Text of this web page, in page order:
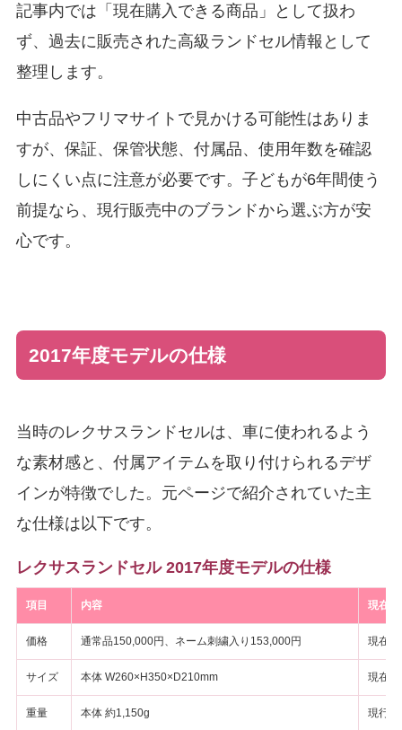
記事内では「現在購入できる商品」として扱わ
ず、過去に販売された高級ランドセル情報として
整理します。
中古品やフリマサイトで見かける可能性はありま
すが、保証、保管状態、付属品、使用年数を確認
しにくい点に注意が必要です。子どもが6年間使う
前提なら、現行販売中のブランドから選ぶ方が安
心です。
2017年度モデルの仕様
当時のレクサスランドセルは、車に使われるよう
な素材感と、付属アイテムを取り付けられるデザ
インが特徴でした。元ページで紹介されていた主
な仕様は以下です。
レクサスランドセル 2017年度モデルの仕様
項目 内容 現在
価格 通常品150,000円、ネーム刺繍入り153,000円 現在
サイズ 本体 W260×H350×D210mm 現在
重量 本体 約1,150g 現行